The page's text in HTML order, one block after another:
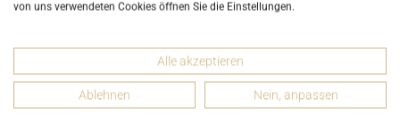
diese finden Sie in der Kategorie "Boston Bags". Auch von
Reisegepäck im Angebot.
HÄUFIG GESTELLTE FRAGEN ZU
REISEGEPÄCK:
von uns verwendeten Cookies öffnen Sie die Einstellungen.
Alle akzeptieren
Ablehnen Nein, anpassen